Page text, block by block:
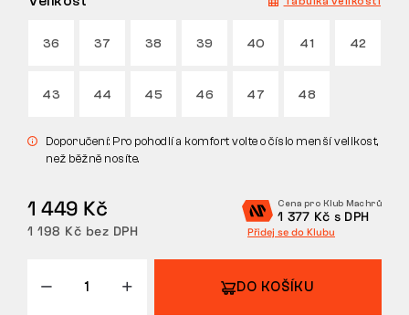
36 37 38 39 40 41 42
43 44 45 46 47 48
Doporučení: Pro pohodlí a komfort volte o číslo menší velikost,
než běžně nosíte.
1 449 Kč
1 198 Kč bez DPH
Cena pro Klub Machrů
1 377 Kč s DPH
Přidej se do Klubu
DO KOŠÍKU